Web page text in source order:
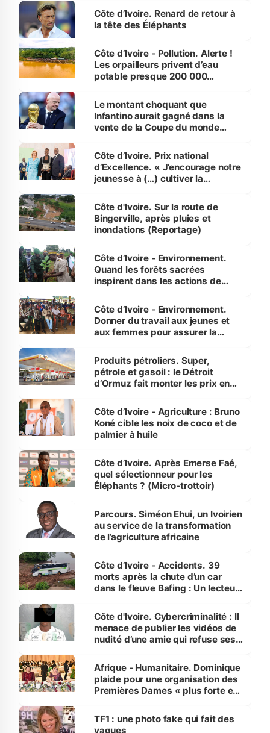
Côte d’Ivoire. Renard de retour à
la tête des Éléphants
Côte d’Ivoire - Pollution. Alerte !
Les orpailleurs privent d’eau
potable presque 200 000
Le montant choquant que
Infantino aurait gagné dans la
vente de la Coupe du monde
Côte d’Ivoire. Prix national
d’Excellence. « J’encourage notre
jeunesse à (…) cultiver la
(Alassane Ouattara
Côte d'Ivoire. Sur la route de
Bingerville, après pluies et
inondations (Reportage)
Côte d’Ivoire - Environnement.
Quand les forêts sacrées
inspirent dans les actions de
Côte d’Ivoire - Environnement.
Donner du travail aux jeunes et
aux femmes pour assurer la
menacées
Produits pétroliers. Super,
pétrole et gasoil : le Détroit
d’Ormuz fait monter les prix en
Côte d’Ivoire - Agriculture : Bruno
Koné cible les noix de coco et de
palmier à huile
Côte d’Ivoire. Après Emerse Faé,
quel sélectionneur pour les
Éléphants ? (Micro-trottoir)
Parcours. Siméon Ehui, un Ivoirien
au service de la transformation
de l’agriculture africaine
Côte d’Ivoire - Accidents. 39
morts après la chute d’un car
dans le fleuve Bafing : Un lecteur
des Transports
Côte d'Ivoire. Cybercriminalité : Il
menace de publier les vidéos de
nudité d’une amie qui refuse ses
Afrique - Humanitaire. Dominique
plaide pour une organisation des
Premières Dames « plus forte et
sur la scène internationale »
TF1 : une photo fake qui fait des
vagues